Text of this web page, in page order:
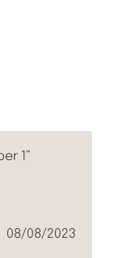
1”
08/08/2023